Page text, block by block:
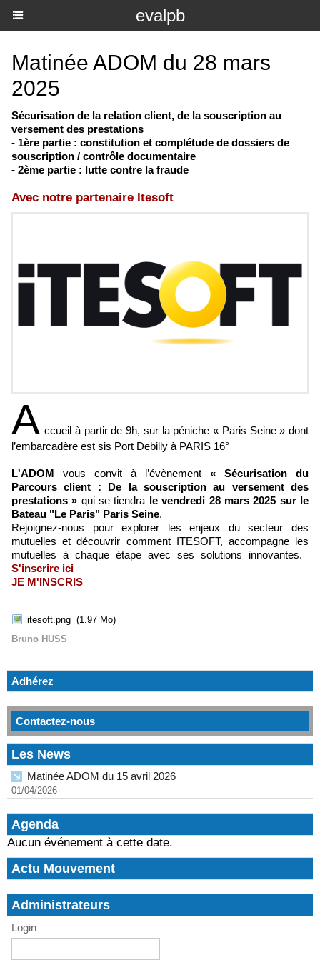
evalpb
Matinée ADOM du 28 mars
2025
Sécurisation de la relation client, de la souscription au
versement des prestations
- 1ère partie : constitution et complétude de dossiers de
souscription / contrôle documentaire
- 2ème partie : lutte contre la fraude
Avec notre partenaire Itesoft
A ccueil à partir de 9h, sur la péniche « Paris Seine » dont
l’embarcadère est sis Port Debilly à PARIS 16°
L'ADOM vous convit à l’évènement « Sécurisation du
Parcours client : De la souscription au versement des
prestations » qui se tiendra le vendredi 28 mars 2025 sur le
Bateau "Le Paris" Paris Seine.
Rejoignez-nous pour explorer les enjeux du secteur des
mutuelles et découvrir comment ITESOFT, accompagne les
mutuelles à chaque étape avec ses solutions innovantes. ​
S'inscrire ici
JE M'INSCRIS
itesoft.png (1.97 Mo)
Bruno HUSS
Adhérez
Contactez-nous
Les News
Matinée ADOM du 15 avril 2026
01/04/2026
Agenda
Aucun événement à cette date.
Actu Mouvement
Administrateurs
Login